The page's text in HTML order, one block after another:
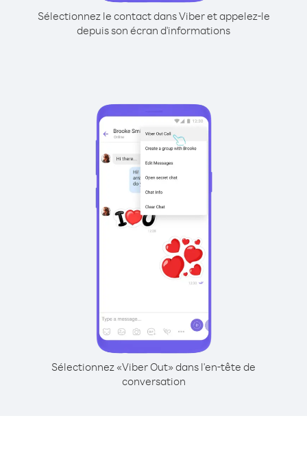
Sélectionnez le contact dans Viber et appelez-le
depuis son écran d'informations
Sélectionnez «Viber Out» dans l'en-tête de
conversation